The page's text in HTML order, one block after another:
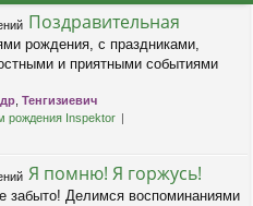
Поздравительная
рождения, с праздниками,
и приятными событиями
Тенгизиевич
рождения Inspektor
Я помню! Я горжусь!
забыто! Делимся воспоминаниями